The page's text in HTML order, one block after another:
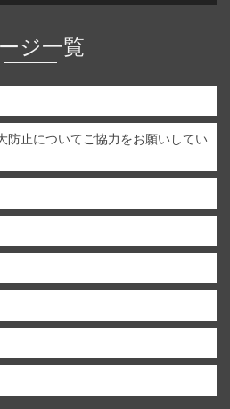
ジ一覧
防止についてご協力をお願いしてい